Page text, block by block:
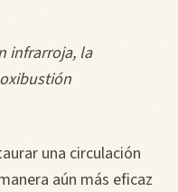
infrarroja, la
una circulación
aún más eficaz